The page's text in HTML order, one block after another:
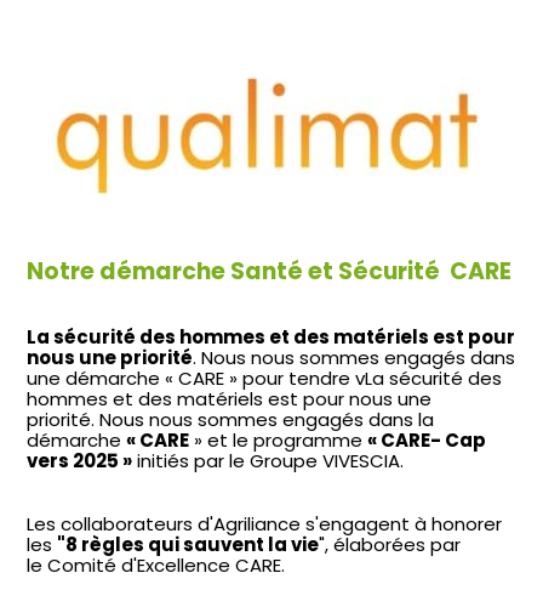
Notre démarche Santé et Sécurité CARE
La sécurité des hommes et des matériels est pour
nous une priorité. Nous nous sommes engagés dans
une démarche « CARE » pour tendre vLa sécurité des
hommes et des matériels est pour nous une
priorité. Nous nous sommes engagés dans la
démarche« CARE » et le programme« CARE- Cap
vers 2025 »initiés par le Groupe VIVESCIA.
Les collaborateurs d'Agriliance s'engagent à honorer
les "8 règles qui sauvent la vie", élaborées par
le Comité d'Excellence CARE.